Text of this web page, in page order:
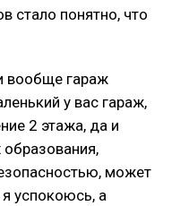
стало понятно, что
вообще гараж
у вас гараж,
2 этажа, да и
может
я успокоюсь, а